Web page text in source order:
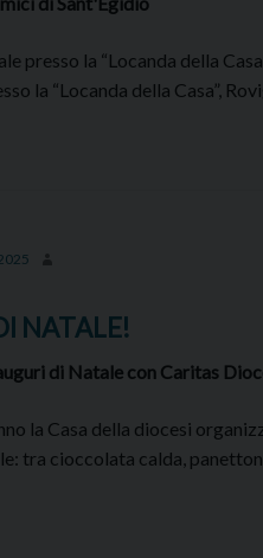
presso la “Locanda della
la “Locanda della Casa”,
NATALE!
di Natale con Caritas
la Casa della diocesi
tra cioccolata calda,